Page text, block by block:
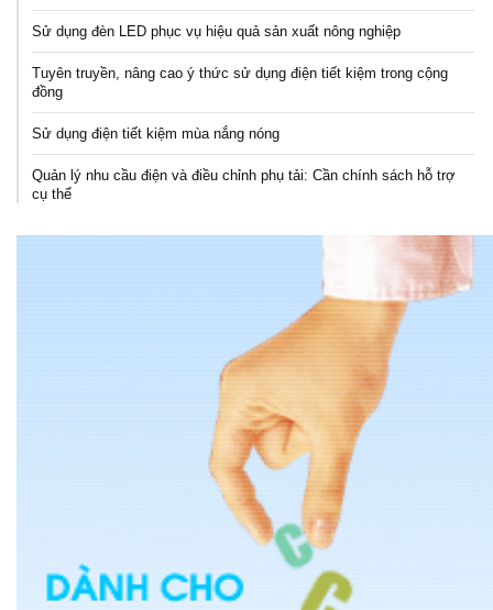
Sử dụng đèn LED phục vụ hiệu quả sản xuất nông nghiệp
Tuyên truyền, nâng cao ý thức sử dụng điện tiết kiệm trong cộng
đồng
Sử dụng điện tiết kiệm mùa nắng nóng
Quản lý nhu cầu điện và điều chỉnh phụ tải: Cần chính sách hỗ trợ
cụ thể